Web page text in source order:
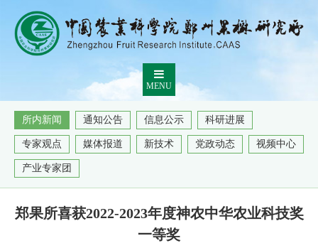
MENU
所内新闻 通知公告 信息公示 科研进展
专家观点 媒体报道 新技术 党政动态 视频中心
产业专家团
郑果所喜获2022-2023年度神农中华农业科技奖
一等奖